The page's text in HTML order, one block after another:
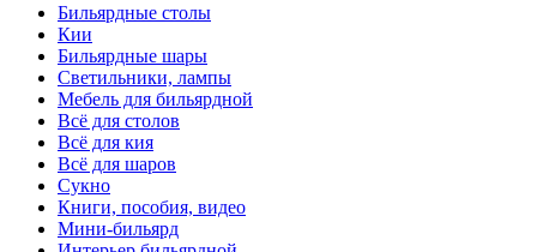
Бильярдные столы
Кии
Бильярдные шары
Светильники, лампы
Мебель для бильярдной
Всё для столов
Всё для кия
Всё для шаров
Сукно
Книги, пособия, видео
Мини-бильярд